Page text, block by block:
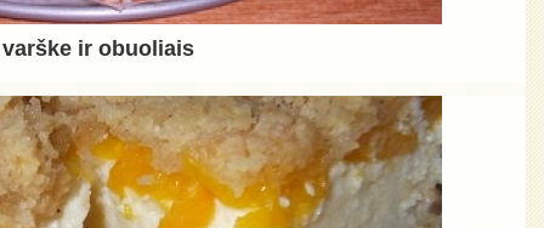
ir obuoliais